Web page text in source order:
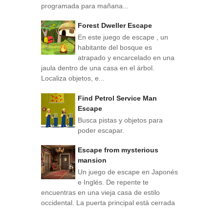
programada para mañana...
Forest Dweller Escape
En este juego de escape , un
habitante del bosque es
atrapado y encarcelado en una
jaula dentro de una casa en el árbol.
Localiza objetos, e...
Find Petrol Service Man
Escape
Busca pistas y objetos para
poder escapar.
Escape from mysterious
mansion
Un juego de escape en Japonés
e Inglés. De repente te
encuentras en una vieja casa de estilo
occidental. La puerta principal está cerrada